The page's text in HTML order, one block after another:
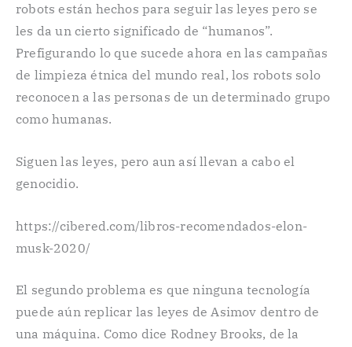
robots están hechos para seguir las leyes pero se
les da un cierto significado de “humanos”.
Prefigurando lo que sucede ahora en las campañas
de limpieza étnica del mundo real, los robots solo
reconocen a las personas de un determinado grupo
como humanas.
Siguen las leyes, pero aun así llevan a cabo el
genocidio.
https://cibered.com/libros-recomendados-elon-
musk-2020/
El segundo problema es que ninguna tecnología
puede aún replicar las leyes de Asimov dentro de
una máquina. Como dice Rodney Brooks, de la